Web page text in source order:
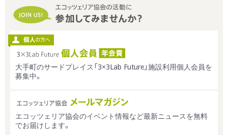
大手町のサードプレイス「3×3Lab Future」施設利用個人会員を
募集中。
エコッツェリア協会のイベント情報など最新ニュースを無料
でお届けします。